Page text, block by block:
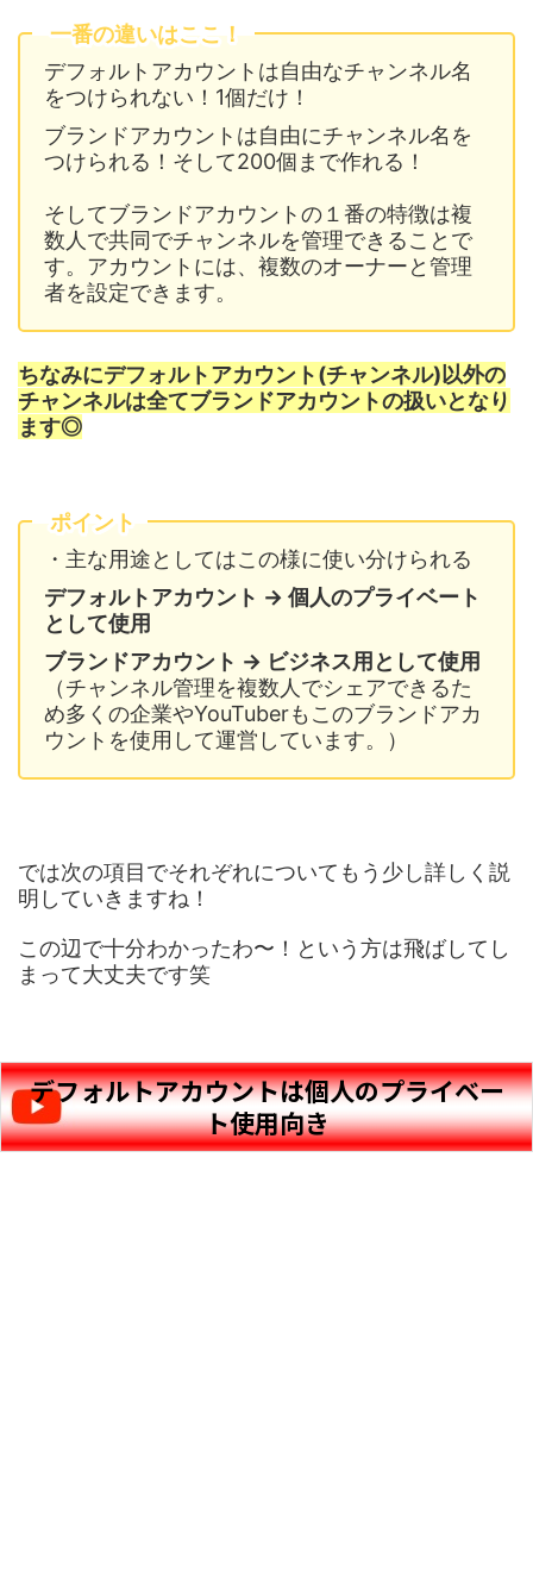
一番の違いはここ！
デフォルトアカウントは自由なチャンネル名
をつけられない！1個だけ！
ブランドアカウントは自由にチャンネル名を
つけられる！そして200個まで作れる！
そしてブランドアカウントの１番の特徴は複
数人で共同でチャンネルを管理できることで
す。アカウントには、複数のオーナーと管理
者を設定できます。
ちなみにデフォルトアカウント(チャンネル)以外の
チャンネルは全てブランドアカウントの扱いとなり
ます◎
ポイント
・主な用途としてはこの様に使い分けられる
デフォルトアカウント → 個人のプライベート
として使用
ブランドアカウント → ビジネス用として使用
（チャンネル管理を複数人でシェアできるた
め多くの企業やYouTuberもこのブランドアカ
ウントを使用して運営しています。）
では次の項目でそれぞれについてもう少し詳しく説
明していきますね！
この辺で十分わかったわ〜！という方は飛ばしてし
まって大丈夫です笑
デフォルトアカウントは個人のプライベー
ト使用向き